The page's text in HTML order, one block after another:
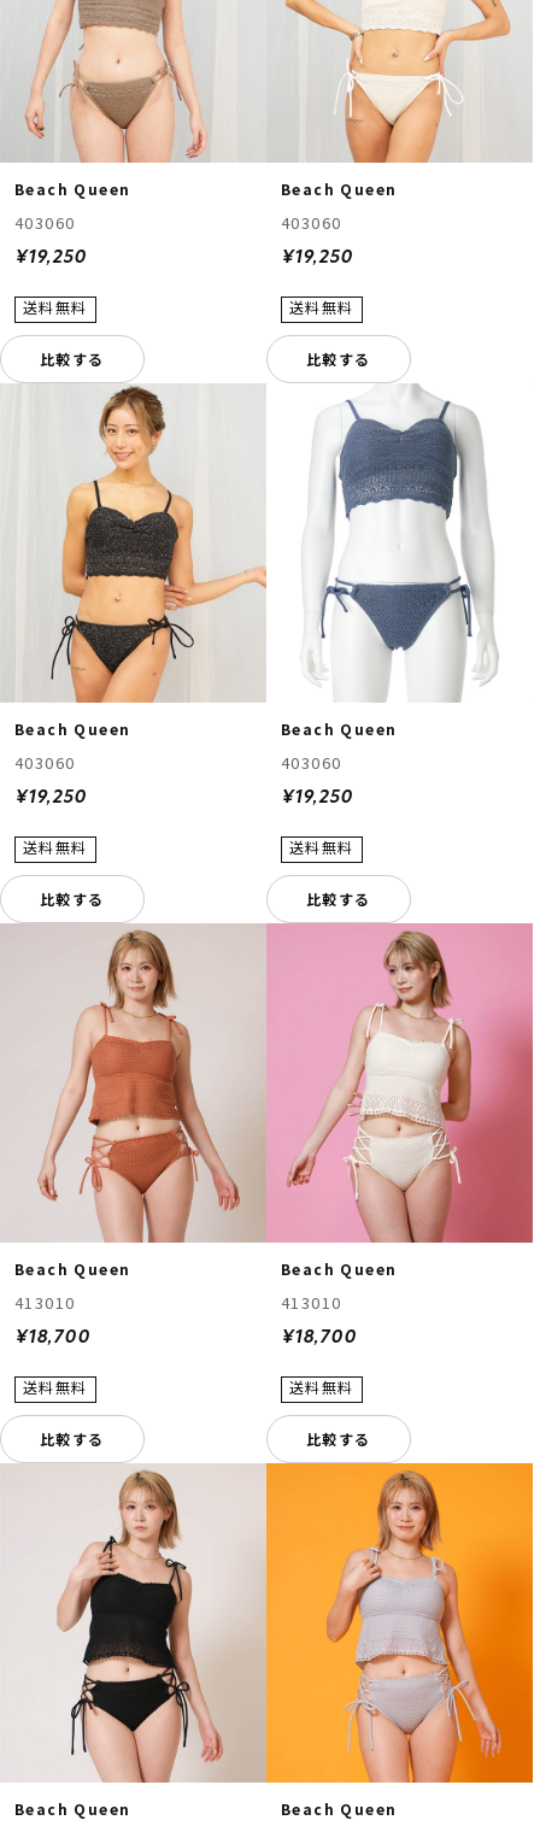
Beach Queen
403060
¥19,250
比較する
Beach Queen
403060
¥19,250
比較する
Beach Queen
403060
¥19,250
比較する
Beach Queen
403060
¥19,250
比較する
Beach Queen
413010
¥18,700
比較する
Beach Queen
413010
¥18,700
比較する
Beach Queen Beach Queen